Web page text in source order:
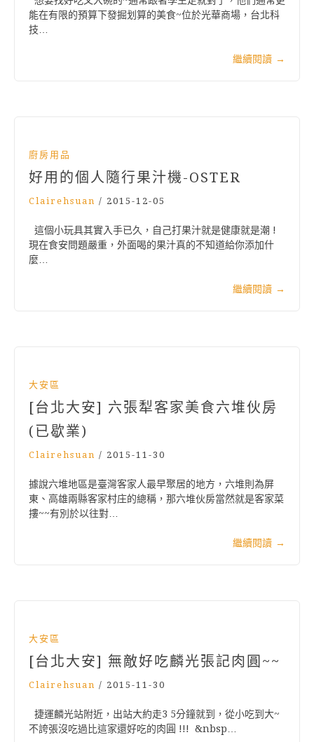
能在有限的預算下發掘划算的美食~位於光華商場，台北科
技…
繼續閱讀 →
廚房用品
好用的個人隨行果汁機-OSTER
Clairehsuan / 2015-12-05
這個小玩具其實入手已久，自己打果汁就是健康就是潮 !
現在食安問題嚴重，外面喝的果汁真的不知道給你添加什
麼…
繼續閱讀 →
大安區
[台北大安] 六張犁客家美食六堆伙房
(已歇業)
Clairehsuan / 2015-11-30
據說六堆地區是臺灣客家人最早聚居的地方，六堆則為屏
東、高雄兩縣客家村庄的總稱，那六堆伙房當然就是客家菜
摟~~有別於以往對…
繼續閱讀 →
大安區
[台北大安] 無敵好吃麟光張記肉圓~~
Clairehsuan / 2015-11-30
捷運麟光站附近，出站大約走3 5分鐘就到，從小吃到大~
不誇張沒吃過比這家還好吃的肉圓 !!! &nbsp…